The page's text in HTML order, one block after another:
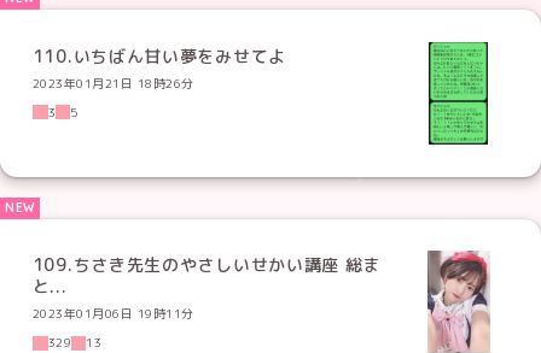
110.いちばん甘い夢をみせてよ
2023年01月21日 18時26分
3
5
109.ちさき先生のやさしいせかい講座 総ま
と...
2023年01月06日 19時11分
329
13